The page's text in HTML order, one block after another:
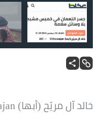
خالد آل مريّح (أبها) Abowajan@